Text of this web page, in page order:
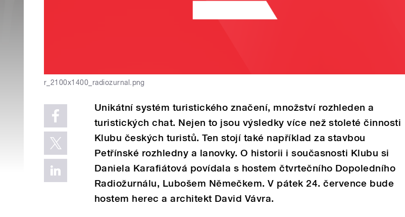
r_2100x1400_radiozurnal.png
Unikátní systém turistického značení, množství rozhleden a
turistických chat. Nejen to jsou výsledky více než stoleté činnosti
Klubu českých turistů. Ten stojí také například za stavbou
Petřínské rozhledny a lanovky. O historii i současnosti Klubu si
Daniela Karafiátová povídala s hostem čtvrtečního Dopoledního
Radiožurnálu, Lubošem Němečkem. V pátek 24. července bude
hostem herec a architekt David Vávra.